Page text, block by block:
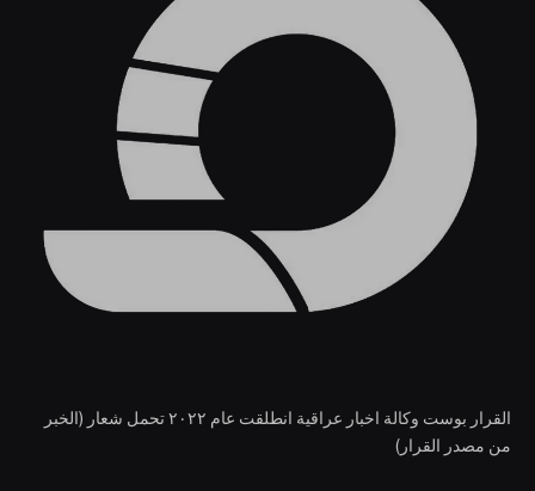
القرار بوست وكالة اخبار عراقية انطلقت عام ٢٠٢٢ تحمل شعار (الخبر
من مصدر القرار)